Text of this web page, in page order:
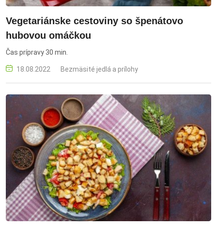
Vegetariánske cestoviny so špenátovo
hubovou omáčkou
Čas prípravy 30 min.
18.08.2022 Bezmäsité jedlá a prílohy